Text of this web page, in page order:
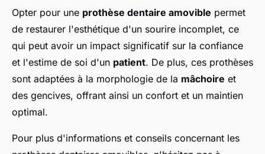
Opter pour une prothèse dentaire amovible permet
de restaurer l'esthétique d'un sourire incomplet, ce
qui peut avoir un impact significatif sur la confiance
et l'estime de soi d'un patient. De plus, ces prothèses
sont adaptées à la morphologie de la mâchoire et
des gencives, offrant ainsi un confort et un maintien
optimal.
Pour plus d'informations et conseils concernant les